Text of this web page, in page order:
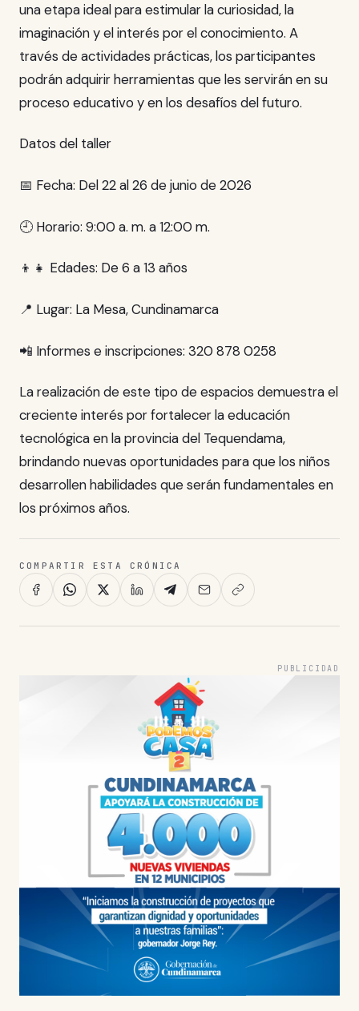
una etapa ideal para estimular la curiosidad, la
imaginación y el interés por el conocimiento. A
través de actividades prácticas, los participantes
podrán adquirir herramientas que les servirán en su
proceso educativo y en los desafíos del futuro.
Datos del taller
📅 Fecha: Del 22 al 26 de junio de 2026
🕘 Horario: 9:00 a. m. a 12:00 m.
👦👧 Edades: De 6 a 13 años
📍 Lugar: La Mesa, Cundinamarca
📲 Informes e inscripciones: 320 878 0258
La realización de este tipo de espacios demuestra el
creciente interés por fortalecer la educación
tecnológica en la provincia del Tequendama,
brindando nuevas oportunidades para que los niños
desarrollen habilidades que serán fundamentales en
los próximos años.
COMPARTIR ESTA CRÓNICA
PUBLICIDAD